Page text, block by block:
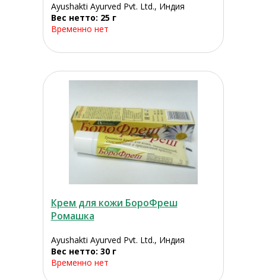
Ayushakti Ayurved Pvt. Ltd., Индия
Вес нетто: 25 г
Временно нет
Крем для кожи БороФреш
Ромашка
Ayushakti Ayurved Pvt. Ltd., Индия
Вес нетто: 30 г
Временно нет